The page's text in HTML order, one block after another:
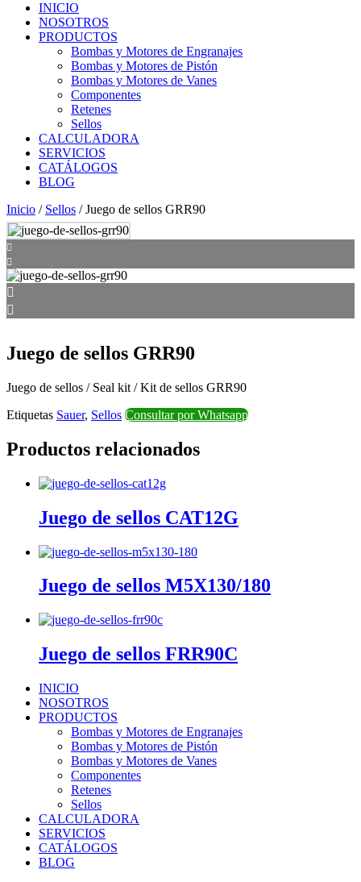
INICIO
NOSOTROS
PRODUCTOS
Bombas y Motores de Engranajes
Bombas y Motores de Pistón
Bombas y Motores de Vanes
Componentes
Retenes
Sellos
CALCULADORA
SERVICIOS
CATÁLOGOS
BLOG
Inicio / Sellos / Juego de sellos GRR90
Juego de sellos GRR90
Juego de sellos / Seal kit / Kit de sellos GRR90
Etiquetas Sauer, Sellos Consultar por Whatsapp
Productos relacionados
Juego de sellos CAT12G
Juego de sellos M5X130/180
Juego de sellos FRR90C
INICIO
NOSOTROS
PRODUCTOS
Bombas y Motores de Engranajes
Bombas y Motores de Pistón
Bombas y Motores de Vanes
Componentes
Retenes
Sellos
CALCULADORA
SERVICIOS
CATÁLOGOS
BLOG